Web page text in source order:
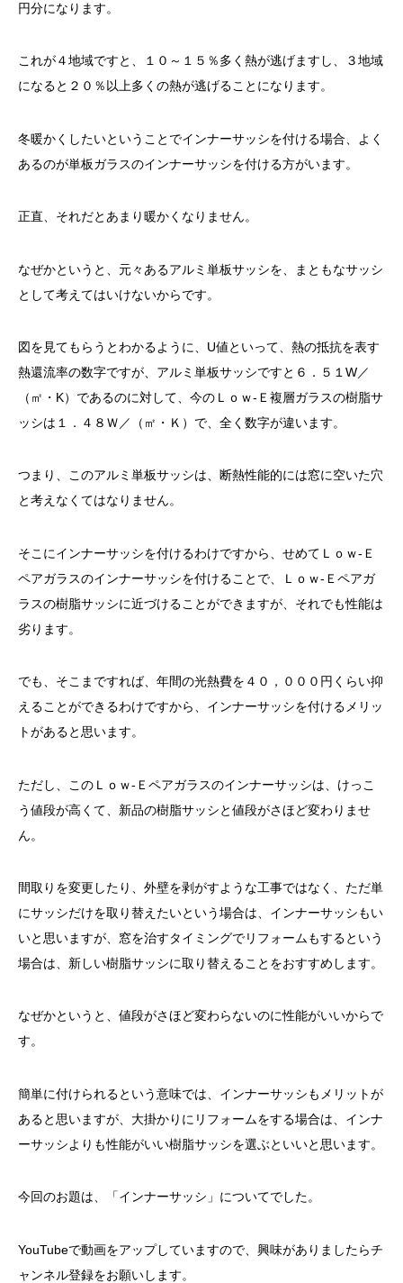
円分になります。
これが４地域ですと、１０～１５％多く熱が逃げますし、３地域
になると２０％以上多くの熱が逃げることになります。
冬暖かくしたいということでインナーサッシを付ける場合、よく
あるのが単板ガラスのインナーサッシを付ける方がいます。
正直、それだとあまり暖かくなりません。
なぜかというと、元々あるアルミ単板サッシを、まともなサッシ
として考えてはいけないからです。
図を見てもらうとわかるように、U値といって、熱の抵抗を表す
熱還流率の数字ですが、アルミ単板サッシですと６．５１W／
（㎡・K）であるのに対して、今のＬｏｗ-Ｅ複層ガラスの樹脂サ
ッシは１．４８Ｗ／（㎡・Ｋ）で、全く数字が違います。
つまり、このアルミ単板サッシは、断熱性能的には窓に空いた穴
と考えなくてはなりません。
そこにインナーサッシを付けるわけですから、せめてＬｏｗ-Ｅ
ペアガラスのインナーサッシを付けることで、Ｌｏｗ-Ｅペアガ
ラスの樹脂サッシに近づけることができますが、それでも性能は
劣ります。
でも、そこまですれば、年間の光熱費を４０，０００円くらい抑
えることができるわけですから、インナーサッシを付けるメリッ
トがあると思います。
ただし、このＬｏｗ-Ｅペアガラスのインナーサッシは、けっこ
う値段が高くて、新品の樹脂サッシと値段がさほど変わりませ
ん。
間取りを変更したり、外壁を剥がすような工事ではなく、ただ単
にサッシだけを取り替えたいという場合は、インナーサッシもい
いと思いますが、窓を治すタイミングでリフォームもするという
場合は、新しい樹脂サッシに取り替えることをおすすめします。
なぜかというと、値段がさほど変わらないのに性能がいいからで
す。
簡単に付けられるという意味では、インナーサッシもメリットが
あると思いますが、大掛かりにリフォームをする場合は、インナ
ーサッシよりも性能がいい樹脂サッシを選ぶといいと思います。
今回のお題は、「インナーサッシ」についてでした。
YouTubeで動画をアップしていますので、興味がありましたらチ
ャンネル登録をお願いします。